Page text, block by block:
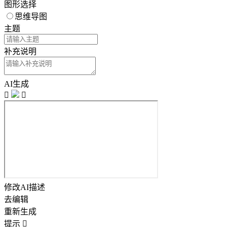
图形选择
思维导图
主题
补充说明
AI生成


修改AI描述
去编辑
重新生成
提示 